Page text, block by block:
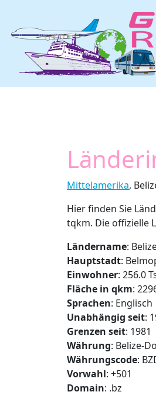
Mittelamerika,
Hier finden Sie
tqkm. Die offizielle
Ländername:
Hauptstadt:
Einwohner: 256.0
Fläche in qkm:
Sprachen: Englisch
Unabhängig seit:
Grenzen seit: 1981
Währung: Belize-
Währungscode:
Vorwahl: +501
Domain: .bz